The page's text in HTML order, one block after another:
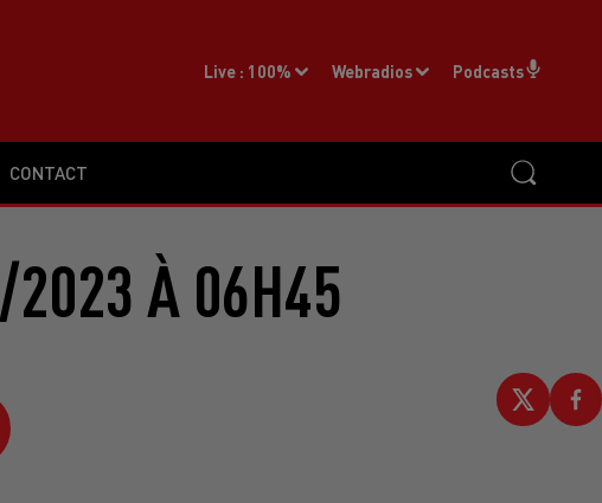
CONTACT
Live : 100% Webradios Podcasts
2023 À 06H45